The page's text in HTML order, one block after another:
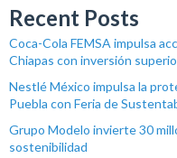
Recent Posts
Coca-Cola FEMSA impulsa
Chiapas con inversión
Nestlé México impulsa la
Puebla con Feria de
Grupo Modelo invierte 30
sostenibilidad